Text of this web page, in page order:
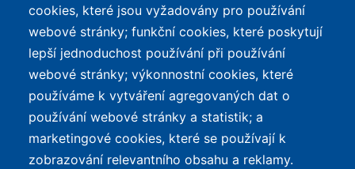
Průvodce světem
elektrokol — recenze,
katalog, cyklostezky a
mapa nabíjecích stanic z
celé ČR.
cookies, které jsou vyžadovány pro používání
webové stránky; funkční cookies, které poskytují
lepší jednoduchost používání při používání
webové stránky; výkonnostní cookies, které
používáme k vytváření agregovaných dat o
používání webové stránky a statistik; a
marketingové cookies, které se používají k
zobrazování relevantního obsahu a reklamy.